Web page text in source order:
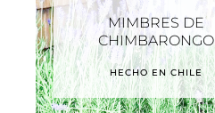
MIMBRES DE
CHIMBARONGO
HECHO EN CHILE